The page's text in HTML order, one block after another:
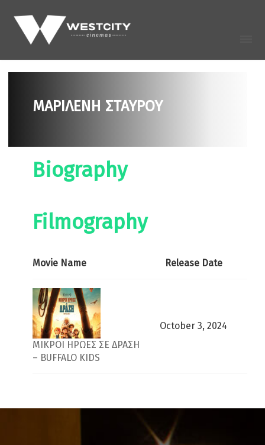
ΜΑΡΙΛΈΝΗ ΣΤΑΎΡΟΥ
Biography
Filmography
Movie Name Release Date
ΜΙΚΡΟΙ ΗΡΩΕΣ ΣΕ ΔΡΑΣΗ
– BUFFALO KIDS
October 3, 2024